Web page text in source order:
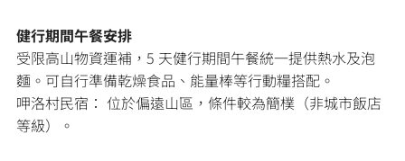
健行期間午餐安排
受限高山物資運補，5 天健行期間午餐統一提供熱水及泡
麵。可自行準備乾燥食品、能量棒等行動糧搭配。
呷洛村民宿： 位於偏遠山區，條件較為簡樸（非城市飯店
等級）。